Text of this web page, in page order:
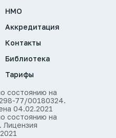
НМО
Аккредитация
Контакты
Библиотека
Тарифы
состоянию на
77/00180324.
04.02.2021
состоянию на